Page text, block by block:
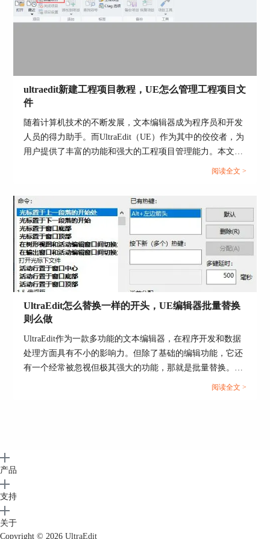
图5：开启列模式
符号，一般常见的使用场景是在代码首列批量添加
#号。
使用方法很简单，将鼠标光标选定在要添加的位置
上，然后点击菜单栏“列”里的“插入/填充列”，在弹
出的文字框内填入想填充的文字或符号即可，如图
6所示。
顾名思义，剪切/删除列的功能就是对文档的指定
列数进行剪切或删除操作，小编的文档长度只有21
行，可以通过鼠标选定然后直接操作，但是一些超
大文档的行数会非常多，无法用鼠标选定整个列，
必须通过“剪切/删除列”来批量进行操作。
编辑体验始终顺畅无阻。...
ultraedit新建工程项目教程，UE怎么管理工程项目文
件
随着计算机技术的不断发展，文本编辑器成为程序员和开发
人员的得力助手。而UltraEdit（UE）作为其中的佼佼者，为
用户提供了丰富的功能和强大的工程项目管理能力。本文将
深入探讨如何在UltraEdit中新建工程项目，以及UE如何高效
阅读全文 >
UltraEdit怎么替换一样的开头，UE编辑器批量替换
则么做
UltraEdit作为一款多功能的文本编辑器，在程序开发和数据
处理方面具有不小的影响力。但除了基础的编辑功能，它还
有一个经常被忽视但极其强大的功能，那就是批量替换。这
个功能在处理大规模文本数据，尤其是需要替换相同开头或
阅读全文 >
产品
支持
关于
Copyright © 2026 UltraEdit